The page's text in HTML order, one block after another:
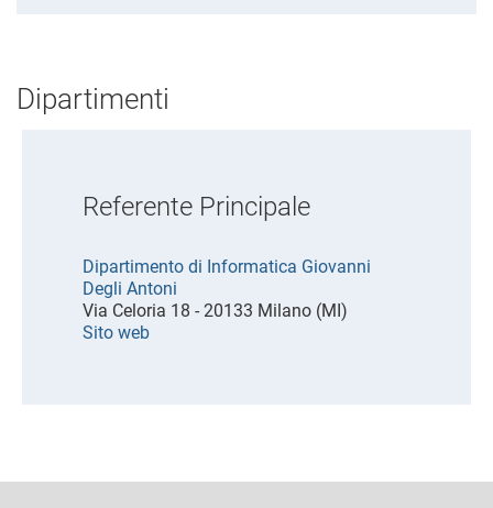
Dipartimenti
Referente Principale
Dipartimento di Informatica Giovanni
Degli Antoni
Via Celoria 18 - 20133 Milano (MI)
Sito web